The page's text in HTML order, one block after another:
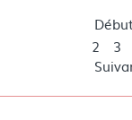
2
3